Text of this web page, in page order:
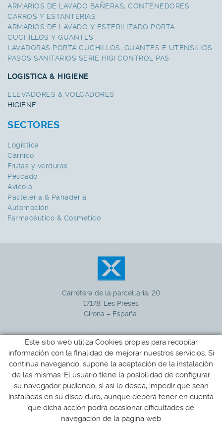
ARMARIOS DE LAVADO BAÑERAS, CONTENEDORES,
CARROS Y ESTANTERIAS
ARMARIOS DE LAVADO Y ESTERILIZADO PORTA
CUCHILLOS Y GUANTES
LAVADORAS PORTA CUCHILLOS, GUANTES E UTENSILIOS
PASOS SANITARIOS SERIE HIGI CONTROL PAS
LOGISTICA & HIGIENE
ELEVADORES & VOLCADORES
HIGIENE
SECTORES
Logística
Cárnico
Frutas y verduras
Pescado
Avícola
Pasteleria & Panaderia
Automoción
Farmacéutico & Cosmetico
Carretera de la parcel·lària, 20
17178, Les Preses
Girona – España
+34972 265 100
xucla@xucla.es
Política de cookies Aviso legal Condiciones de uso
Este sitio web utiliza Cookies propias para recopilar
información con la finalidad de mejorar nuestros servicios. Si
continua navegando, supone la aceptación de la instalación
de las mismas. El usuario tiene la posibilidad de configurar
su navegador pudiendo, si así lo desea, impedir que sean
instaladas en su disco duro, aunque deberá tener en cuenta
que dicha acción podrá ocasionar dificultades de
navegación de la página web